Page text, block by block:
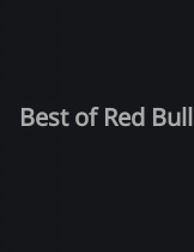
Best of Red Bull